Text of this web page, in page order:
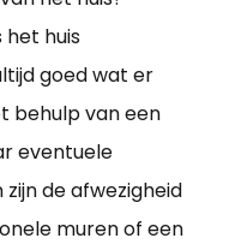
het huis
goed wat er
behulp van een
eventuele
de afwezigheid
muren of een